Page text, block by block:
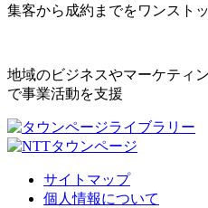
集客から成約までをワンスト
地域のビジネスやマーケティ
で事業活動を支援
サイトマップ
個人情報について